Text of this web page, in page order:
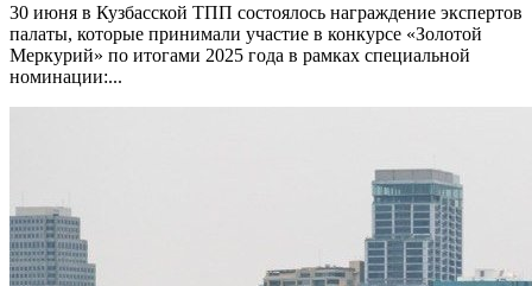
30 июня в Кузбасской ТПП состоялось награждение экспертов
палаты, которые принимали участие в конкурсе «Золотой
Меркурий» по итогами 2025 года в рамках специальной
номинации:...